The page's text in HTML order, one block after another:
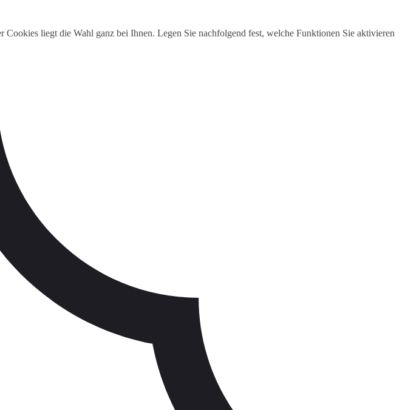
liegt die Wahl ganz bei Ihnen. Legen Sie nachfolgend fest, welche Funktionen Sie aktivieren